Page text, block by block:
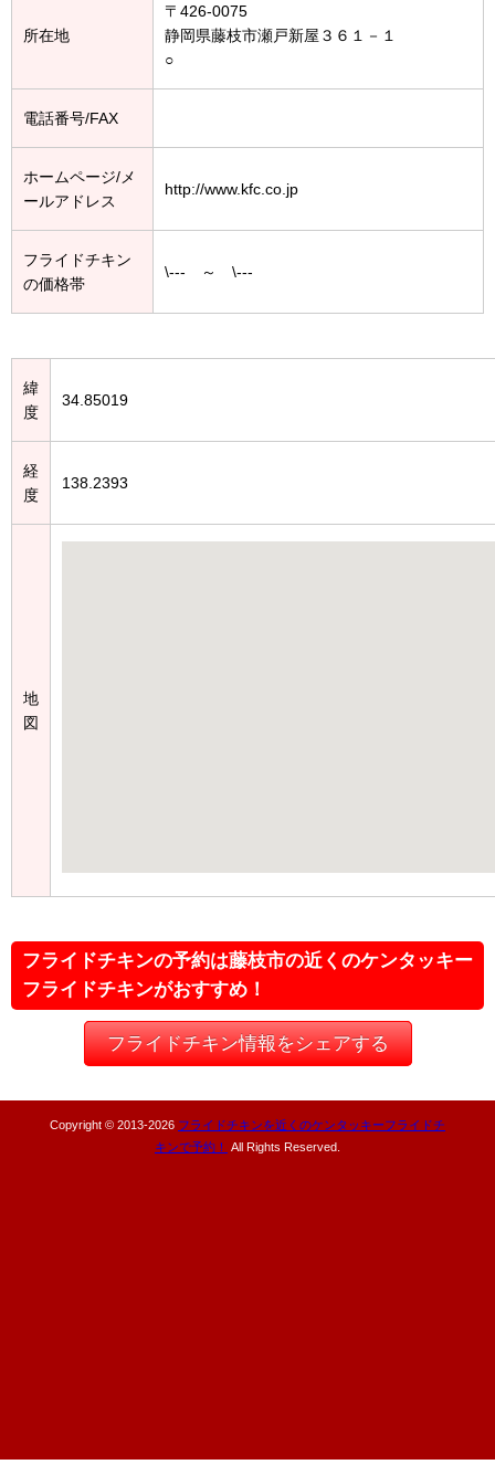
所在地
〒426-0075
静岡県藤枝市瀬戸新屋３６１－１
○
電話番号/FAX
ホームページ/メ
ールアドレス
http://www.kfc.co.jp
フライドチキン
の価格帯
\--- ～ \---
緯
度
34.85019
経
度
138.2393
地
図
フライドチキンの予約は藤枝市の近くのケンタッキー
フライドチキンがおすすめ！
フライドチキン情報をシェアする
Copyright © 2013-2026 フライドチキンを近くのケンタッキーフライドチ
キンで予約！
All Rights Reserved.